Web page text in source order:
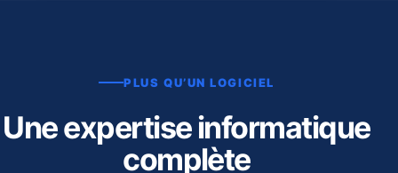
PLUS QU’UN LOGICIEL
Une expertise informatique
complète